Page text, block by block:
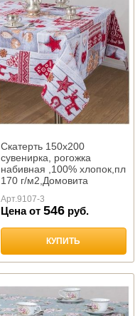
Скатерть 150х200
сувенирка, рогожка
набивная ,100% хлопок,пл
170 г/м2,Домовита
Арт.9107-3
Цена от 546руб.
КУПИТЬ